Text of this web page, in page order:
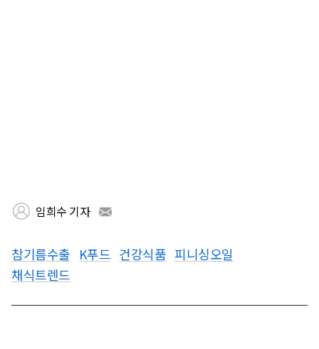
임희수 기자
참기름수출 K푸드 건강식품 피니싱오일
채식트렌드